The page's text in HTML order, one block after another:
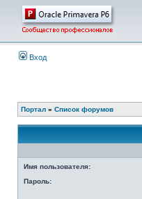
Вход
Портал » Список форумов
Имя пользователя:
Пароль: